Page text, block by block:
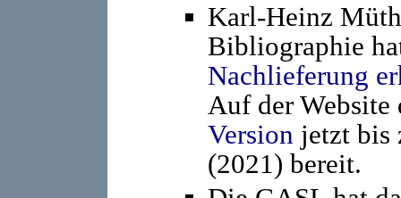
Karl-Heinz
Bibliographie
Nachlieferung
Auf der
Version jetzt bis
(2021) bereit.